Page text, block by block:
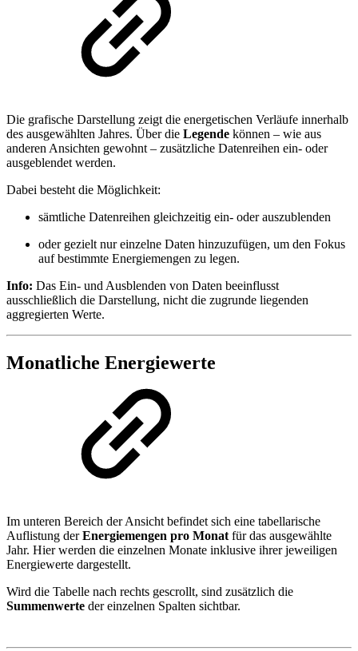
Die grafische Darstellung zeigt die energetischen Verläufe innerhalb
des ausgewählten Jahres. Über die Legende können – wie aus
anderen Ansichten gewohnt – zusätzliche Datenreihen ein‑ oder
ausgeblendet werden.
Dabei besteht die Möglichkeit:
sämtliche Datenreihen gleichzeitig ein‑ oder auszublenden
oder gezielt nur einzelne Daten hinzuzufügen, um den Fokus
auf bestimmte Energiemengen zu legen.
Info: Das Ein‑ und Ausblenden von Daten beeinflusst
ausschließlich die Darstellung, nicht die zugrunde liegenden
aggregierten Werte.
Monatliche Energiewerte
Im unteren Bereich der Ansicht befindet sich eine tabellarische
Auflistung derEnergiemengen pro Monat für das ausgewählte
Jahr. Hier werden die einzelnen Monate inklusive ihrer jeweiligen
Energiewerte dargestellt.
Wird die Tabelle nach rechts gescrollt, sind zusätzlich die
Summenwerte der einzelnen Spalten sichtbar.